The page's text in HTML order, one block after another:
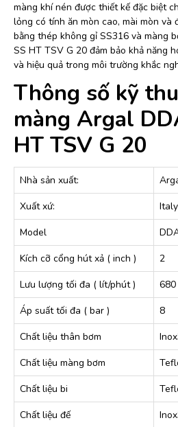
màng khí nén được thiết kế đặc biệt
lỏng có tính ăn mòn cao, mài mòn và
bằng thép không gỉ SS316 và màng
SS HT TSV G 20 đảm bảo khả năng
và hiệu quả trong môi trường khắc
Thông số kỹ
màng Argal
HT TSV G 20
Nhà sản xuất:
Xuất xứ:
Italy
Model
Kích cỡ cổng hút xả ( inch )
2
Lưu lượng tối đa ( lít/phút )
680
Áp suất tối đa ( bar )
8
Chất liệu thân bơm
Chất liệu màng bơm
Chất liệu bi
Chất liệu đế